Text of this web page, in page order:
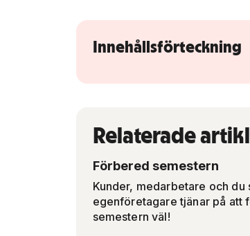
Innehållsförteckning
Relaterade
Förbered semestern
Kunder, medarbetare och du
egenföretagare tjänar på att
semestern väl!